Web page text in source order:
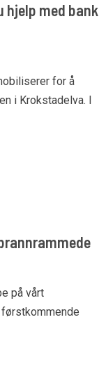
hjelp med bank
for å
i Krokstadelva. I
på vårt